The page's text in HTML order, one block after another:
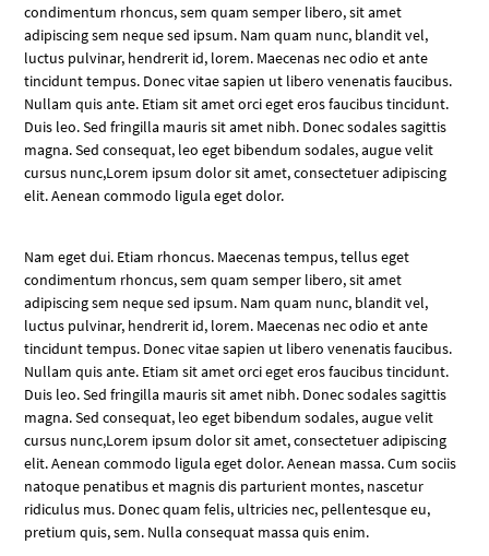
condimentum rhoncus, sem quam semper libero, sit amet
adipiscing sem neque sed ipsum. Nam quam nunc, blandit vel,
luctus pulvinar, hendrerit id, lorem. Maecenas nec odio et ante
tincidunt tempus. Donec vitae sapien ut libero venenatis faucibus.
Nullam quis ante. Etiam sit amet orci eget eros faucibus tincidunt.
Duis leo. Sed fringilla mauris sit amet nibh. Donec sodales sagittis
magna. Sed consequat, leo eget bibendum sodales, augue velit
cursus nunc,Lorem ipsum dolor sit amet, consectetuer adipiscing
elit. Aenean commodo ligula eget dolor.
Nam eget dui. Etiam rhoncus. Maecenas tempus, tellus eget
condimentum rhoncus, sem quam semper libero, sit amet
adipiscing sem neque sed ipsum. Nam quam nunc, blandit vel,
luctus pulvinar, hendrerit id, lorem. Maecenas nec odio et ante
tincidunt tempus. Donec vitae sapien ut libero venenatis faucibus.
Nullam quis ante. Etiam sit amet orci eget eros faucibus tincidunt.
Duis leo. Sed fringilla mauris sit amet nibh. Donec sodales sagittis
magna. Sed consequat, leo eget bibendum sodales, augue velit
cursus nunc,Lorem ipsum dolor sit amet, consectetuer adipiscing
elit. Aenean commodo ligula eget dolor. Aenean massa. Cum sociis
natoque penatibus et magnis dis parturient montes, nascetur
ridiculus mus. Donec quam felis, ultricies nec, pellentesque eu,
pretium quis, sem. Nulla consequat massa quis enim.